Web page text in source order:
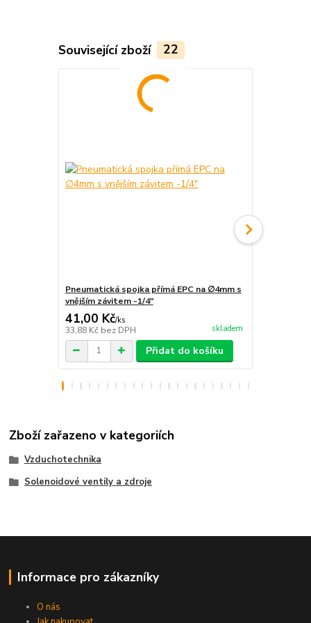
Související zboží 22
Pneumatická spojka přímá EPC na ∅4mm s
vnějším závitem -1/4"
41,00 Kč/ks
33,88 Kč bez DPH skladem
Přidat do košíku
Zboží zařazeno v kategoriích
Vzduchotechnika
Solenoidové ventily a zdroje
Informace pro zákazníky
O nás